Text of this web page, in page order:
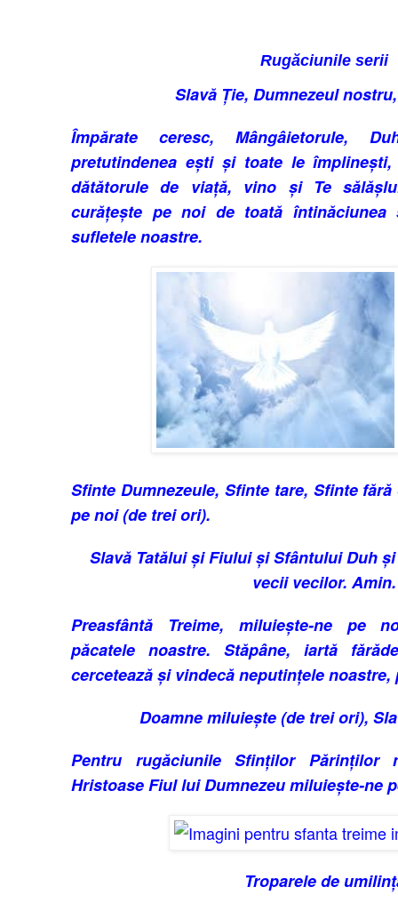
Rugăciunile serii
Slavă Ție, Dumnezeul
Împărate ceresc, Mângâieto­rule,
pretutindenea ești și toate le
dătătorule de viață, vino și Te
curățește pe noi de toată întinăciunea
sufletele noastre.
Sfinte Dumnezeule, Sfinte tare, Sfinte
pe noi (de trei ori).
Slavă Tatălui și Fiului și Sfântului Duh
vecii vecilor. Amin.
Preasfântă Treime, miluiește-ne pe
păcatele noastre. Stăpâne, iartă
cercetează și vin­decă neputințele noas­tre,
Doamne miluiește (de trei ori),
Pentru rugăciunile Sfinților Părinților
Hristoase Fiul lui Dumnezeu miluiește-ne
Troparele de